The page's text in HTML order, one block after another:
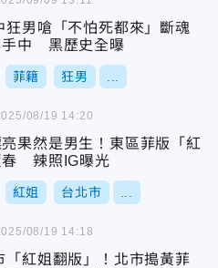
狂男嗆「不怕死都來」斷魂
手中 黑歷史全曝
菲籍 狂男
果然是男生！東區菲版「紅
春 辣照IG曝光
紅姐 台北市
08/19 14:20
「紅姐翻版」！北市搗黃菲
08/19 14:18